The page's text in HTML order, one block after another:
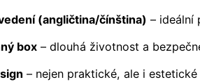
(angličtina/čínština) – ideální
box – dlouhá životnost a
– nejen praktické, ale i